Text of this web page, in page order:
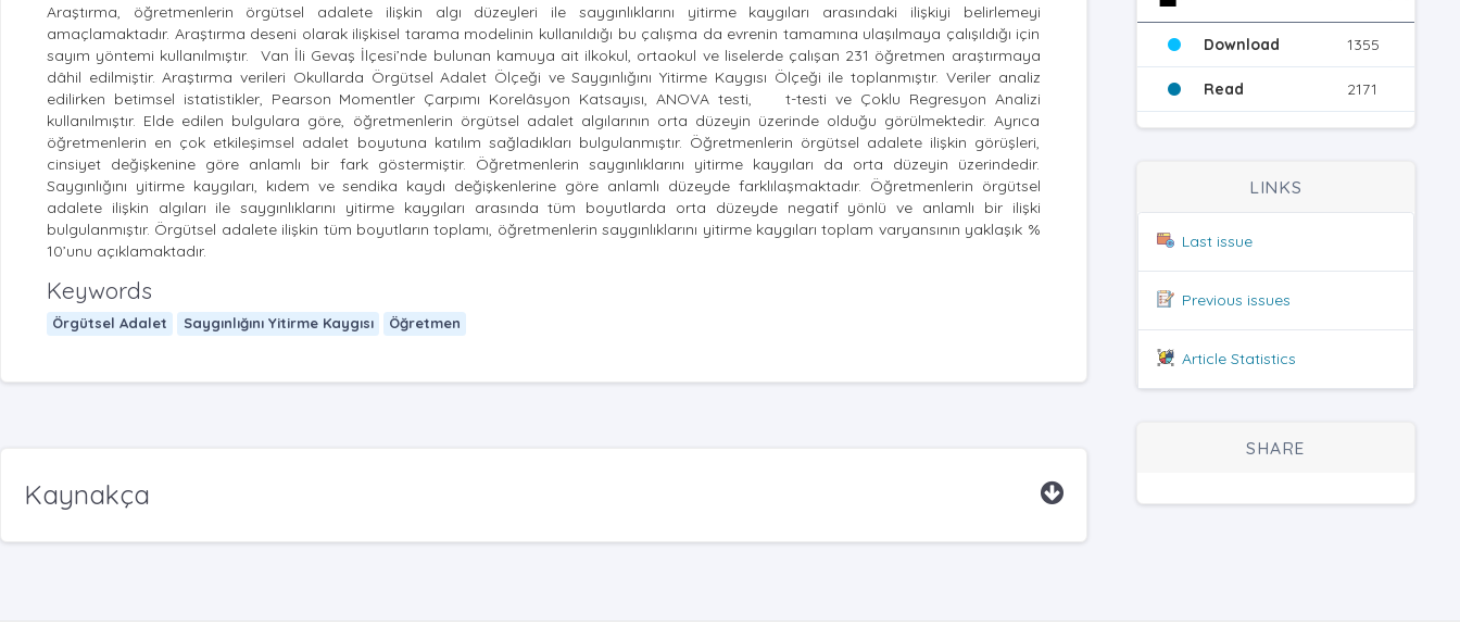
Araştırma, öğretmenlerin örgütsel adalete ilişkin algı düzeyleri ile saygınlıklarını yitirme kaygıları arasındaki ilişkiyi belirlemeyi
amaçlamaktadır. Araştırma deseni olarak ilişkisel tarama modelinin kullanıldığı bu çalışma da evrenin tamamına ulaşılmaya çalışıldığı için
sayım yöntemi kullanılmıştır. Van İli Gevaş İlçesi’nde bulunan kamuya ait ilkokul, ortaokul ve liselerde çalışan 231 öğretmen araştırmaya
dâhil edilmiştir. Araştırma verileri Okullarda Örgütsel Adalet Ölçeği ve Saygınlığını Yitirme Kaygısı Ölçeği ile toplanmıştır. Veriler analiz
edilirken betimsel istatistikler, Pearson Momentler Çarpımı Korelâsyon Katsayısı, ANOVA testi, t-testi ve Çoklu Regresyon Analizi
kullanılmıştır. Elde edilen bulgulara göre, öğretmenlerin örgütsel adalet algılarının orta düzeyin üzerinde olduğu görülmektedir. Ayrıca
öğretmenlerin en çok etkileşimsel adalet boyutuna katılım sağladıkları bulgulanmıştır. Öğretmenlerin örgütsel adalete ilişkin görüşleri,
cinsiyet değişkenine göre anlamlı bir fark göstermiştir. Öğretmenlerin saygınlıklarını yitirme kaygıları da orta düzeyin üzerindedir.
Saygınlığını yitirme kaygıları, kıdem ve sendika kaydı değişkenlerine göre anlamlı düzeyde farklılaşmaktadır. Öğretmenlerin örgütsel
adalete ilişkin algıları ile saygınlıklarını yitirme kaygıları arasında tüm boyutlarda orta düzeyde negatif yönlü ve anlamlı bir ilişki
bulgulanmıştır. Örgütsel adalete ilişkin tüm boyutların toplamı, öğretmenlerin saygınlıklarını yitirme kaygıları toplam varyansının yaklaşık %
10’unu açıklamaktadır.
Keywords
Örgütsel Adalet Saygınlığını Yitirme Kaygısı Öğretmen
Kaynakça
Download 1355
Read 2171
LINKS
Last issue
Previous issues
Article Statistics
SHARE